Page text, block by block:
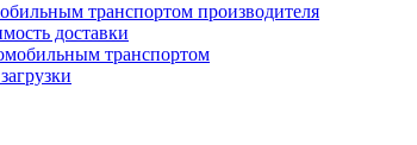
транспортом производителя
доставки
транспортом